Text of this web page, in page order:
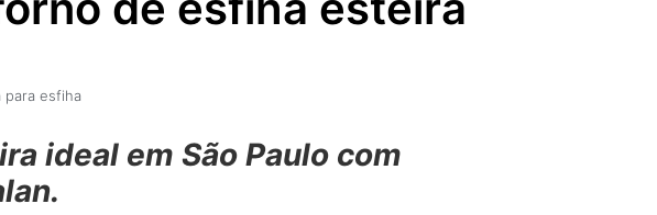
esfiha
ideal em São Paulo com